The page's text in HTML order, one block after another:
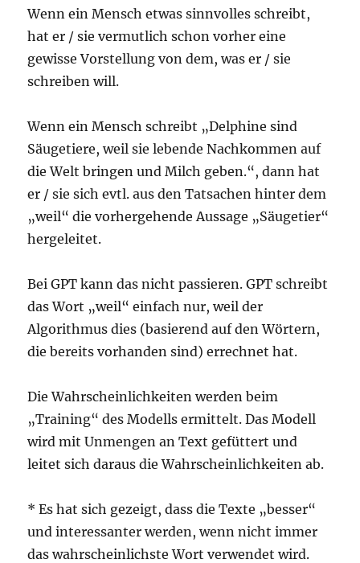
Wenn ein Mensch etwas sinnvolles schreibt,
hat er / sie vermutlich schon vorher eine
gewisse Vorstellung von dem, was er / sie
schreiben will.
Wenn ein Mensch schreibt „Delphine sind
Säugetiere, weil sie lebende Nachkommen auf
die Welt bringen und Milch geben.“, dann hat
er / sie sich evtl. aus den Tatsachen hinter dem
„weil“ die vorhergehende Aussage „Säugetier“
hergeleitet.
Bei GPT kann das nicht passieren. GPT schreibt
das Wort „weil“ einfach nur, weil der
Algorithmus dies (basierend auf den Wörtern,
die bereits vorhanden sind) errechnet hat.
Die Wahrscheinlichkeiten werden beim
„Training“ des Modells ermittelt. Das Modell
wird mit Unmengen an Text gefüttert und
leitet sich daraus die Wahrscheinlichkeiten ab.
* Es hat sich gezeigt, dass die Texte „besser“
und interessanter werden, wenn nicht immer
das wahrscheinlichste Wort verwendet wird.